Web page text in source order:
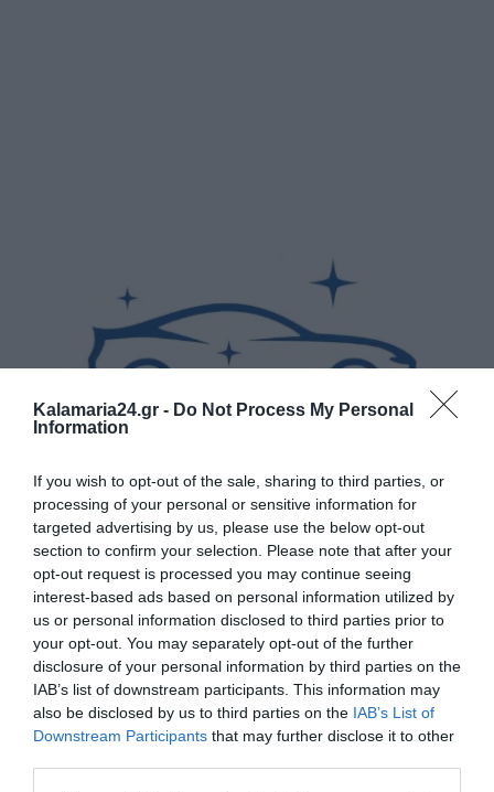
Kalamaria24.gr - Do Not Process My Personal
Information
If you wish to opt-out of the sale, sharing to third parties, or
processing of your personal or sensitive information for
targeted advertising by us, please use the below opt-out
section to confirm your selection. Please note that after your
opt-out request is processed you may continue seeing
interest-based ads based on personal information utilized by
us or personal information disclosed to third parties prior to
your opt-out. You may separately opt-out of the further
disclosure of your personal information by third parties on the
IAB’s list of downstream participants. This information may
also be disclosed by us to third parties on the IAB’s List of
Downstream Participants that may further disclose it to other